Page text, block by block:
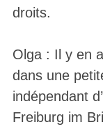
droits.
Olga : Il y en
dans une
indépendant
Freiburg im